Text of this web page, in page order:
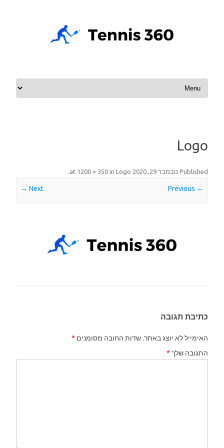
Skip to content
Logo
Published נובמבר 29, 2020 1200 × 350 in Logo
← Previous
Next →
כתיבת תגובה
האימייל לא יוצג באתר.שדות החובה מסומנים *
התגובה שלך *